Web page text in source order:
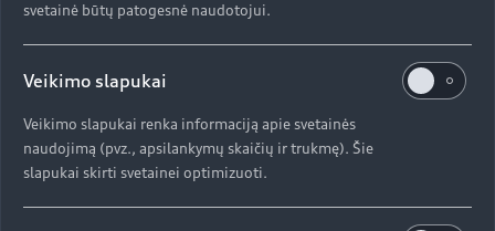
svetainė būtų patogesnė naudotojui.
Veikimo slapukai
Veikimo slapukai renka informaciją apie svetainės
naudojimą (pvz., apsilankymų skaičių ir trukmę). Šie
slapukai skirti svetainei optimizuoti.